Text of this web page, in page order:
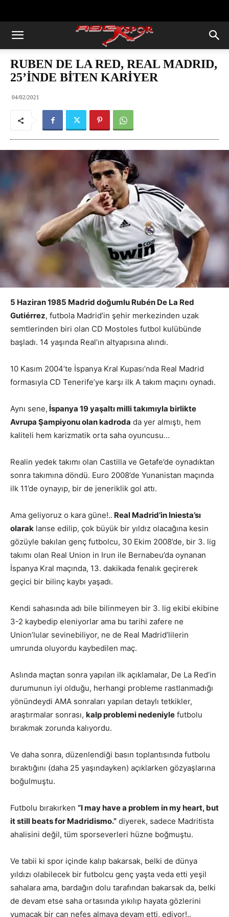
RUBEN DE LA RED, REAL MADRID,
25’İNDE BİTEN KARİYER
04/02/2021
5 Haziran 1985 Madrid doğumlu Rubén De La Red
Gutiérrez, futbola Madrid’in şehir merkezinden uzak
semtlerinden biri olan CD Mostoles futbol kulübünde
başladı. 14 yaşında Real’ın altyapısına alındı.
10 Kasım 2004’te İspanya Kral Kupası’nda Real Madrid
formasıyla CD Tenerife’ye karşı ilk A takım maçını oynadı.
Aynı sene, İspanya 19 yaşaltı milli takımıyla birlikte
Avrupa Şampiyonu olan kadroda da yer almıştı, hem
kaliteli hem karizmatik orta saha oyuncusu…
Realin yedek takımı olan Castilla ve Getafe’de oynadıktan
sonra takımına döndü. Euro 2008’de Yunanistan maçında
ilk 11’de oynayıp, bir de jeneriklik gol attı.
Ama geliyoruz o kara güne!.. Real Madrid’in Iniesta’sı
olarak lanse edilip, çok büyük bir yıldız olacağına kesin
gözüyle bakılan genç futbolcu, 30 Ekim 2008’de, bir 3. lig
takımı olan Real Union in Irun ile Bernabeu’da oynanan
İspanya Kral maçında, 13. dakikada fenalık geçirerek
geçici bir bilinç kaybı yaşadı.
Kendi sahasında adı bile bilinmeyen bir 3. lig ekibi ekibine
3-2 kaybedip eleniyorlar ama bu tarihi zafere ne
Union’lular sevinebiliyor, ne de Real Madrid’lilerin
umrunda oluyordu kaybedilen maç.
Aslında maçtan sonra yapılan ilk açıklamalar, De La Red’in
durumunun iyi olduğu, herhangi probleme rastlanmadığı
yönündeydi AMA sonraları yapılan detaylı tetkikler,
araştırmalar sonrası, kalp problemi nedeniyle futbolu
bırakmak zorunda kalıyordu.
Ve daha sonra, düzenlendiği basın toplantısında futbolu
bıraktığını (daha 25 yaşındayken) açıklarken gözyaşlarına
boğulmuştu.
Futbolu bırakırken “I may have a problem in my heart, but
it still beats for Madridismo.” diyerek, sadece Madritista
ahalisini değil, tüm sporseverleri hüzne boğmuştu.
Ve tabii ki spor içinde kalıp bakarsak, belki de dünya
yıldızı olabilecek bir futbolcu genç yaşta veda etti yeşil
sahalara ama, bardağın dolu tarafından bakarsak da, belki
de devam etse saha ortasında yıkılıp hayata gözlerini
yumacak bir can nefes almaya devam etti, ediyor!..